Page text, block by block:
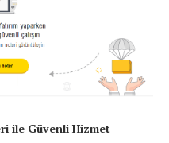
ile Güvenli Hizmet